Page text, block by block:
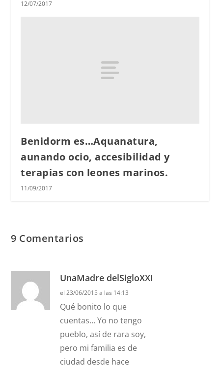
12/07/2017
Benidorm es…Aquanatura,
aunando ocio, accesibilidad y
terapias con leones marinos.
11/09/2017
9 Comentarios
UnaMadre delSigloXXI
el 23/06/2015 a las 14:13
Qué bonito lo que
cuentas… Yo no tengo
pueblo, así de rara soy,
pero mi familia es de
ciudad desde hace